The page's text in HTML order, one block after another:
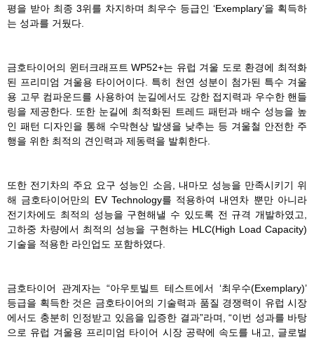
평을 받아 최종 3위를 차지하며 최우수 등급인 ‘Exemplary’을 획득하
는 성과를 거뒀다.
금호타이어의 윈터크래프트 WP52+는 유럽 겨울 도로 환경에 최적화
된 프리미엄 겨울용 타이어이다. 특히 천연 성분이 첨가된 특수 겨울
용 고무 컴파운드를 사용하여 눈길에서도 강한 접지력과 우수한 핸들
링을 제공한다. 또한 눈길에 최적화된 트레드 패턴과 배수 성능을 높
인 패턴 디자인을 통해 수막현상 발생을 낮추는 등 겨울철 안전한 주
행을 위한 최적의 견인력과 제동력을 발휘한다.
또한 전기차의 주요 요구 성능인 소음, 내마모 성능을 만족시키기 위
해 금호타이어만의 EV Technology를 적용하여 내연차 뿐만 아니라
전기차에도 최적의 성능을 구현해낼 수 있도록 전 규격 개발하였고,
고하중 차량에서 최적의 성능을 구현하는 HLC(High Load Capacity)
기술을 적용한 라인업도 포함하였다.
금호타이어 관계자는 “아우토빌트 테스트에서 ‘최우수(Exemplary)’
등급을 획득한 것은 금호타이어의 기술력과 품질 경쟁력이 유럽 시장
에서도 충분히 인정받고 있음을 입증한 결과”라며, “이번 성과를 바탕
으로 유럽 겨울용 프리미엄 타이어 시장 공략에 속도를 내고, 글로벌